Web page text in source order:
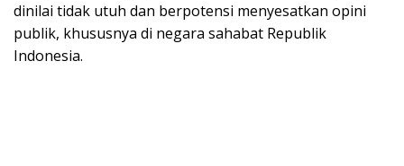
dinilai tidak utuh dan berpotensi menyesatkan opini
publik, khususnya di negara sahabat Republik
Indonesia.